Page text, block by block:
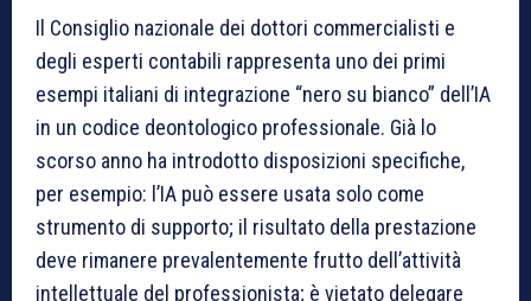
Il Consiglio nazionale dei dottori commercialisti e
degli esperti contabili rappresenta uno dei primi
esempi italiani di integrazione “nero su bianco” dell’IA
in un codice deontologico professionale. Già lo
scorso anno ha introdotto disposizioni specifiche,
per esempio: l’IA può essere usata solo come
strumento di supporto; il risultato della prestazione
deve rimanere prevalentemente frutto dell’attività
intellettuale del professionista; è vietato delegare